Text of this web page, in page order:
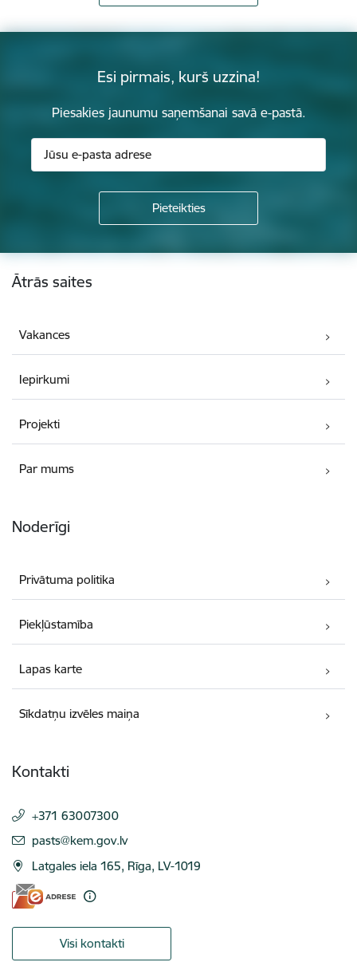
Esi pirmais, kurš uzzina!
Piesakies jaunumu saņemšanai savā e-pastā.
Kājene
Ātrās saites
Vakances
Iepirkumi
Projekti
Par mums
Noderīgi
Privātuma politika
Piekļūstamība
Lapas karte
Sīkdatņu izvēles maiņa
Kontakti
+371 63007300
E-pasts:
pasts@kem.gov.lv
Latgales iela 165, Rīga, LV-1019
Visi kontakti